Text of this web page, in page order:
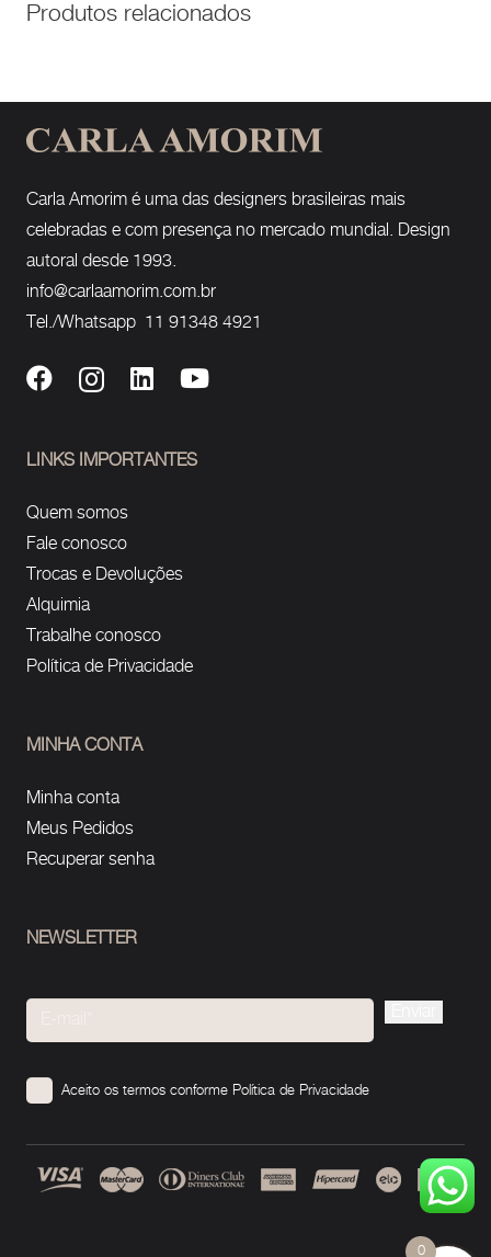
Produtos relacionados
Carla Amorim é uma das designers brasileiras mais
celebradas e com presença no mercado mundial. Design
autoral desde 1993.
info@carlaamorim.com.br
Tel./Whatsapp 11 91348 4921
LINKS IMPORTANTES
Quem somos
Fale conosco
Trocas e Devoluções
Alquimia
Trabalhe conosco
Política de Privacidade
MINHA CONTA
Minha conta
Meus Pedidos
Recuperar senha
NEWSLETTER
Aceito os termos conforme Política de Privacidade
0